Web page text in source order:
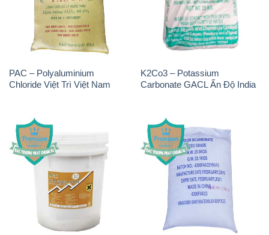
PAC – Polyaluminium
Chloride Việt Trì Việt Nam
K2Co3 – Potassium
Carbonate GACL Ấn Độ India